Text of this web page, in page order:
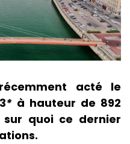
acté le
* à hauteur de 892
sur quoi ce dernier